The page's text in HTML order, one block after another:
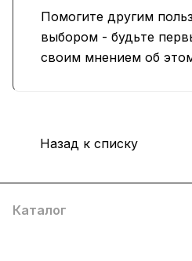
Помогите другим
выбором - будьте
своим мнением об
Назад к списку
Каталог